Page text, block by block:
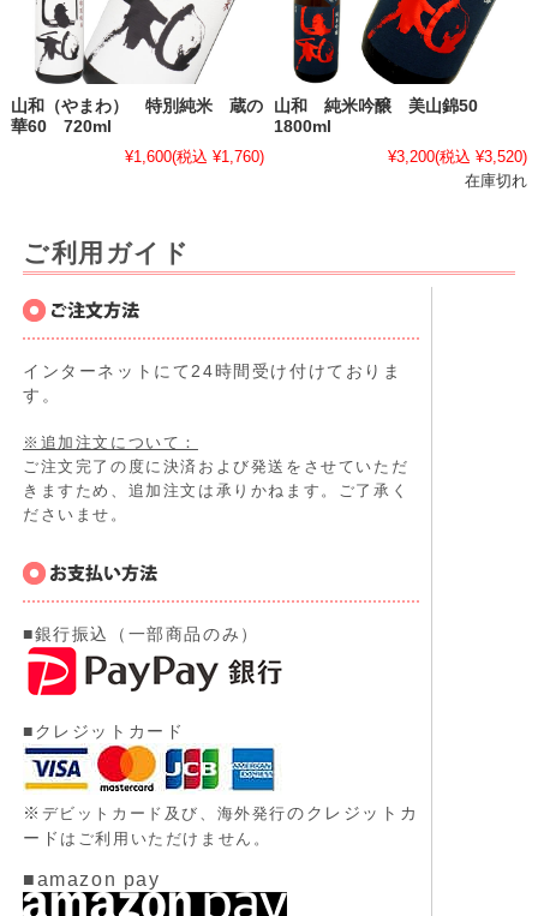
山和（やまわ） 特別純米 蔵の
華60 720ml
¥1,600(税込 ¥1,760)
山和 純米吟醸 美山錦50
1800ml
¥3,200(税込 ¥3,520)
在庫切れ
ご利用ガイド
インターネットにて24時間受け付けておりま
す。
※追加注文について：
ご注文完了の度に決済および発送をさせていただ
きますため、追加注文は承りかねます。ご了承く
ださいませ。
■銀行振込（一部商品のみ）
■クレジットカード
※ デビットカード及び、 海外発行のクレジットカ
ード はご利用いただけません。
■amazon pay